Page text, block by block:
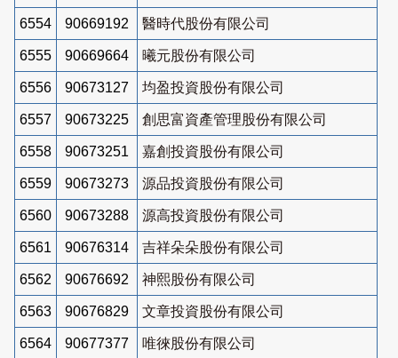
6554 90669192 醫時代股份有限公司
6555 90669664 曦元股份有限公司
6556 90673127 均盈投資股份有限公司
6557 90673225 創思富資產管理股份有限公司
6558 90673251 嘉創投資股份有限公司
6559 90673273 源品投資股份有限公司
6560 90673288 源高投資股份有限公司
6561 90676314 吉祥朵朵股份有限公司
6562 90676692 神熙股份有限公司
6563 90676829 文章投資股份有限公司
6564 90677377 唯徠股份有限公司